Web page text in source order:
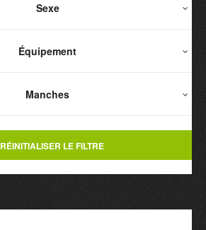
Sexe
Équipement
Manches
RÉINITIALISER LE FILTRE